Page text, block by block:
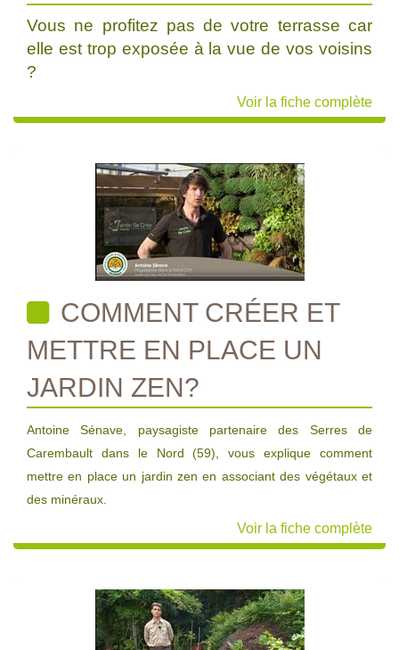
Vous ne profitez pas de votre terrasse car
elle est trop exposée à la vue de vos voisins
?
Voir la fiche complète
COMMENT CRÉER ET
METTRE EN PLACE UN
JARDIN ZEN?
Antoine Sénave, paysagiste partenaire des Serres de
Carembault dans le Nord (59), vous explique comment
mettre en place un jardin zen en associant des végétaux et
des minéraux.
Voir la fiche complète